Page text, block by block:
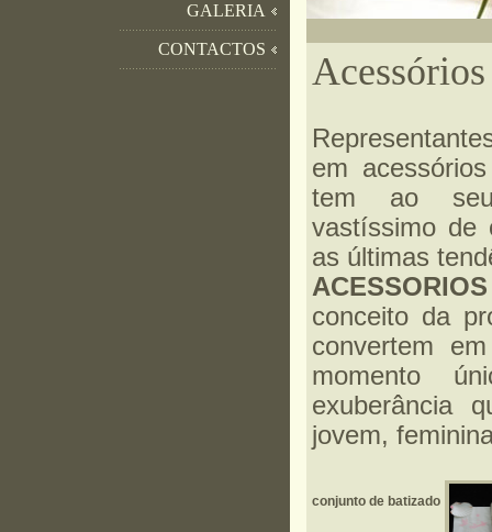
GALERIA
CONTACTOS
em
tem ao
vastíssimo de
as últimas
ACESSORIOS
conceito da
convertem
momento
exuberância
jovem,
conjunto de batizado